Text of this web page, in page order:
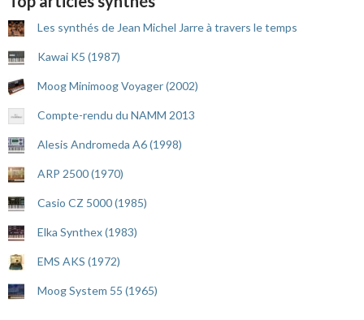
Les synthés de Jean Michel Jarre à travers le temps
Kawai K5 (1987)
Moog Minimoog Voyager (2002)
Compte-rendu du NAMM 2013
Alesis Andromeda A6 (1998)
ARP 2500 (1970)
Casio CZ 5000 (1985)
Elka Synthex (1983)
EMS AKS (1972)
Moog System 55 (1965)